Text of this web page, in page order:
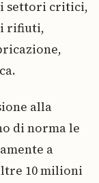
settori critici,
rifiuti,
alla
di norma le
a
10 milioni